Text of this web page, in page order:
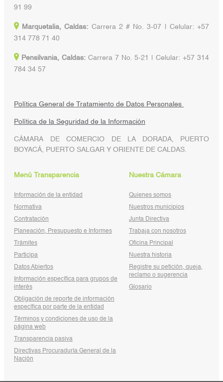
91 99
Marquetalia, Caldas: Carrera 2 # No. 3-07 | Celular: +57
314 778 71 40
Pensilvania, Caldas:Carrera 7 No. 5-21 | Celular: +57 314
784 34 57
Política General de Tratamiento de Datos Personales
Política de la Seguridad de la Información
CÁMARA DE COMERCIO DE LA DORADA, PUERTO
BOYACÁ, PUERTO SALGAR Y ORIENTE DE CALDAS.
Menú Transparencia
Información de la entidad
Normativa
Contratación
Planeación, Presupuesto e Informes
Trámites
Participa
Datos Abiertos
Información específica para grupos de
interés
Obligación de reporte de información
específica por parte de la entidad
Términos y condiciones de uso de la
página web
Transparencia pasiva
Directivas Procuraduría General de la
Nación
Nuestra Cámara
Quienes somos
Nuestros municipios
Junta Directiva
Trabaja con nosotros
Oficina Principal
Nuestra historia
Registre su petición, queja,
reclamo o sugerencia
Glosario